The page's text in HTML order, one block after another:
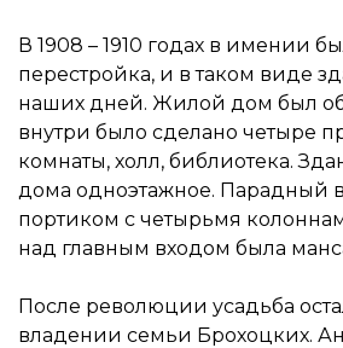
В 1908 – 1910 годах в имении
перестройка, и в таком виде
наших дней. Жилой дом был
внутри было сделано четыре
комнаты, холл, библиотека.
дома одноэтажное. Парадный
портиком с четырьмя
над главным входом была
После революции усадьба
владении семьи Брохоцких.